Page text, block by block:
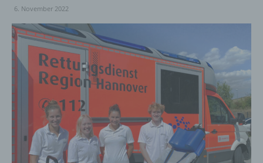
6. November 2022